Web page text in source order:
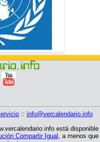
:: info@vercalendario.info
está disponible
Compartir Igual , a menos que